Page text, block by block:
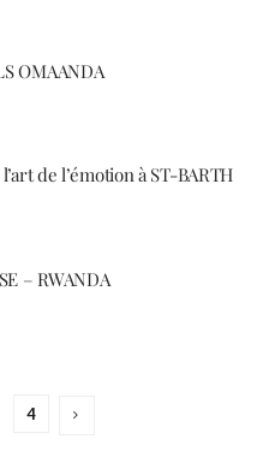
OMAANDA
de l’émotion à ST-BARTH
– RWANDA
4